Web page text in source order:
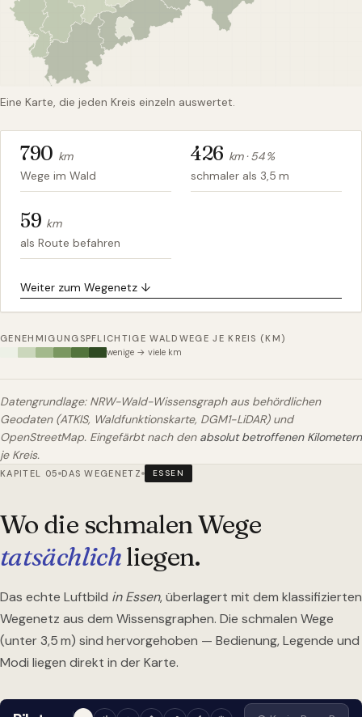
Eine Karte, die jeden Kreis einzeln auswertet.
790 km
Wege im Wald
426 km ·54%
schmaler als 3,5 m
59 km
als Route befahren
Weiter zum Wegenetz ↓
GENEHMIGUNGSPFLICHTIGE WALDWEGE JE KREIS (KM)
wenige → viele km
Datengrundlage: NRW-Wald-Wissensgraph aus behördlichen
Geodaten (ATKIS, Waldfunktionskarte, DGM1-LiDAR) und
OpenStreetMap. Eingefärbt nach den absolut betroffenen Kilometern
je Kreis.
KAPITEL 05 DAS WEGENETZ ESSEN
Wo die schmalen Wege
tatsächlichliegen.
Das echte Luftbild in Essen, überlagert mit dem klassifizierten
Wegenetz aus dem Wissensgraphen. Die schmalen Wege
(unter 3,5 m) sind hervorgehoben — Bedienung, Legende und
Modi liegen direkt in der Karte.